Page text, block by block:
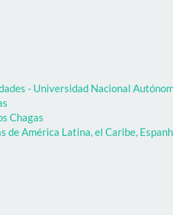
- Universidad Nacional
Chagas
América Latina, el Caribe,